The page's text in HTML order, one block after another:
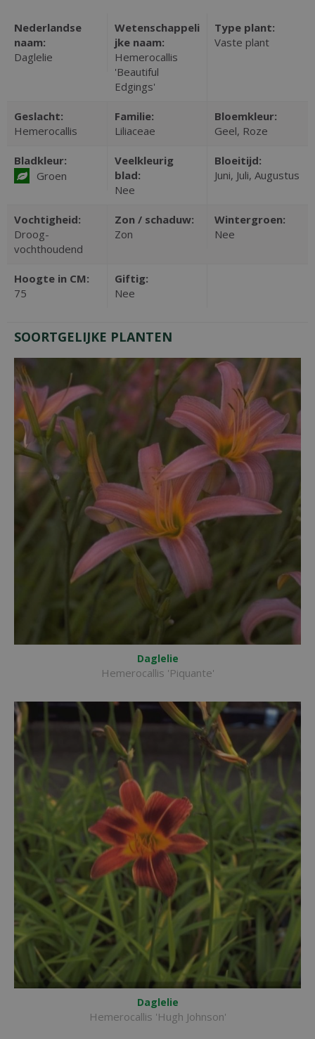
Nederlandse
naam:
Daglelie
Wetenschappeli
jke naam:
Hemerocallis
'Beautiful
Edgings'
Type plant:
Vaste plant
Geslacht:
Hemerocallis
Familie:
Liliaceae
Bloemkleur:
Geel, Roze
Bladkleur:
Groen
Veelkleurig
blad:
Nee
Bloeitijd:
Juni, Juli, Augustus
Vochtigheid:
Droog-
vochthoudend
Zon / schaduw:
Zon
Wintergroen:
Nee
Hoogte in CM:
75
Giftig:
Nee
SOORTGELIJKE PLANTEN
Daglelie
Hemerocallis 'Piquante'
Daglelie
Hemerocallis 'Hugh Johnson'